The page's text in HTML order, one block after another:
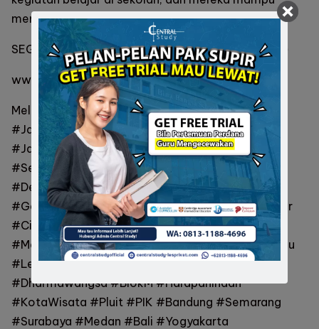
memakasimalkan potensi akademik mereka.
SEGERA Hub kami di:0813-1188-4696 (Call/WA)
www.centralstudy-lesprivat.com
Melayani wilayah #Jakarta #JakartaSelatan
#JakartaTimur #JakartaPusat #JakartaBarat
#JakartaUtara #BSD #Bintaro #Serpong
#SerpongUtara #TangerangSelatan #Tangerang
#Depok #Bekasi #Cikarang #LippoKarawaci
#GadingSerpong #Bogor #KelapaGading #Sunter
#Cibubur #Cilandak #CilandakBarat #Kemang
#Menteng #PondokIndah #Ragunan #PondokLabu
#LebakBulus #Kedoya #Sudirman #Kuningan
#Dharmawangsa #BlokM #HarapanIndah
#KotaWisata #Pluit #PIK #Bandung #Semarang
#Surabaya #Medan #Bali #Yogyakarta